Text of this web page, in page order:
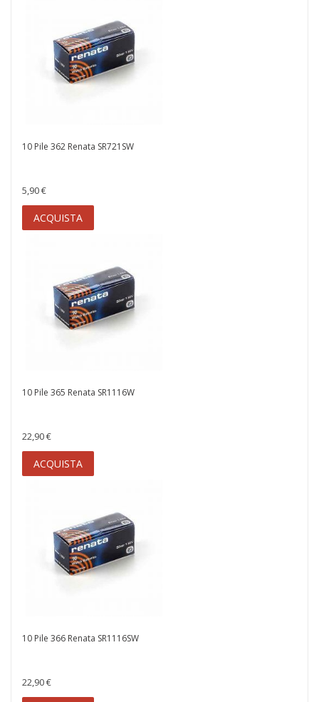
10 Pile 362 Renata SR721SW
5,90 €
ACQUISTA
10 Pile 365 Renata SR1116W
22,90 €
ACQUISTA
10 Pile 366 Renata SR1116SW
22,90 €